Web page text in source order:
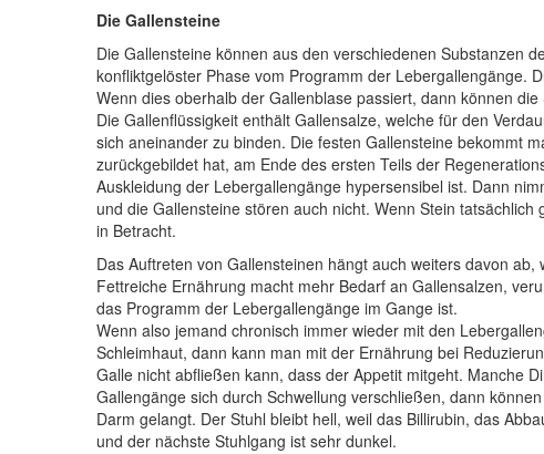
Die Gallensteine
Die Gallensteine können aus den verschiedenen Substanzen
konfliktgelöster Phase vom Programm der Lebergallengänge.
Wenn dies oberhalb der Gallenblase passiert, dann können
Die Gallenflüssigkeit enthält Gallensalze, welche für den
sich aneinander zu binden. Die festen Gallensteine bekommt
zurückgebildet hat, am Ende des ersten Teils der
Auskleidung der Lebergallengänge hypersensibel ist. Dann
und die Gallensteine stören auch nicht. Wenn Stein
in Betracht.
Das Auftreten von Gallensteinen hängt auch weiters davon ab,
Fettreiche Ernährung macht mehr Bedarf an Gallensalzen,
das Programm der Lebergallengänge im Gange ist.
Wenn also jemand chronisch immer wieder mit den
Schleimhaut, dann kann man mit der Ernährung bei
Galle nicht abfließen kann, dass der Appetit mitgeht. Manche
Gallengänge sich durch Schwellung verschließen, dann
Darm gelangt. Der Stuhl bleibt hell, weil das Billirubin, das
und der nächste Stuhlgang ist sehr dunkel.